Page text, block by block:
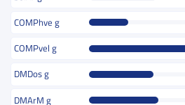
COMPhve g
COMPvel g
DMDos g
DMArM g